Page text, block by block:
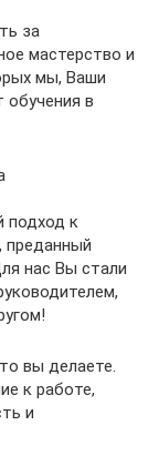
за
мастерство и
мы, Ваши
обучения в
подход к
преданный
нас Вы стали
вы делаете.
к работе,
и